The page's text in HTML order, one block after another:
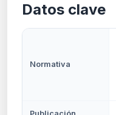
Datos clave
Normativa